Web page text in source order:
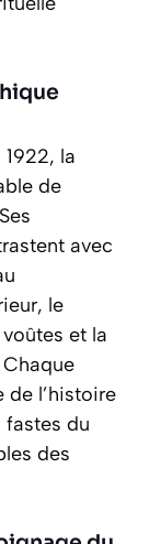
1922, la
de
avec
le
et la
de l’histoire
fastes du
des